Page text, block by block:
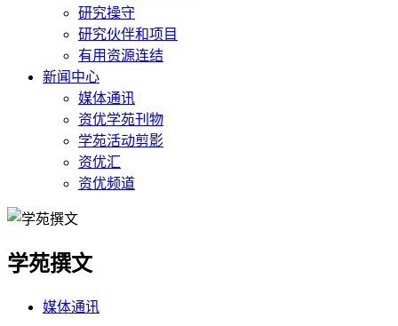
研究操守
研究伙伴和项目
有用资源连结
新闻中心
媒体通讯
资优学苑刊物
学苑活动剪影
资优汇
资优频道
学苑撰文
媒体通讯